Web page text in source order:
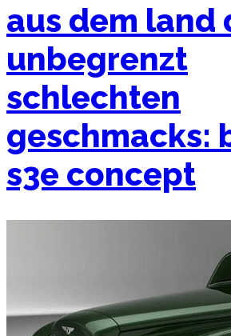
aus dem land
unbegrenzt
schlechten
geschmacks:
s3e concept